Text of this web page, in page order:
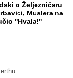
o Željezničaru
Muslera na
"Hvala!"